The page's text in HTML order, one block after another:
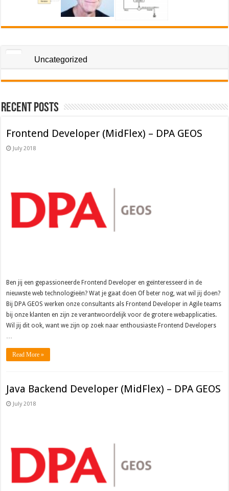
Uncategorized
Recent Posts
Frontend Developer (MidFlex) – DPA GEOS
July 2018
Ben jij een gepassioneerde Frontend Developer en geïnteresseerd in de
nieuwste web technologieën? Wat je gaat doen Of beter nog, wat wil jij doen?
Bij DPA GEOS werken onze consultants als Frontend Developer in Agile teams
bij onze klanten en zijn ze verantwoordelijk voor de grotere webapplicaties.
Wil jij dit ook, want we zijn op zoek naar enthousiaste Frontend Developers
Read More »
Java Backend Developer (MidFlex) – DPA GEOS
July 2018